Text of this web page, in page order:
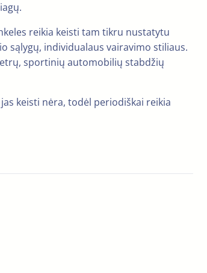
reikia keisti tam tikru nustatytu
sąlygų, individualaus vairavimo stiliaus.
sportinių automobilių stabdžių
keisti nėra, todėl periodiškai reikia